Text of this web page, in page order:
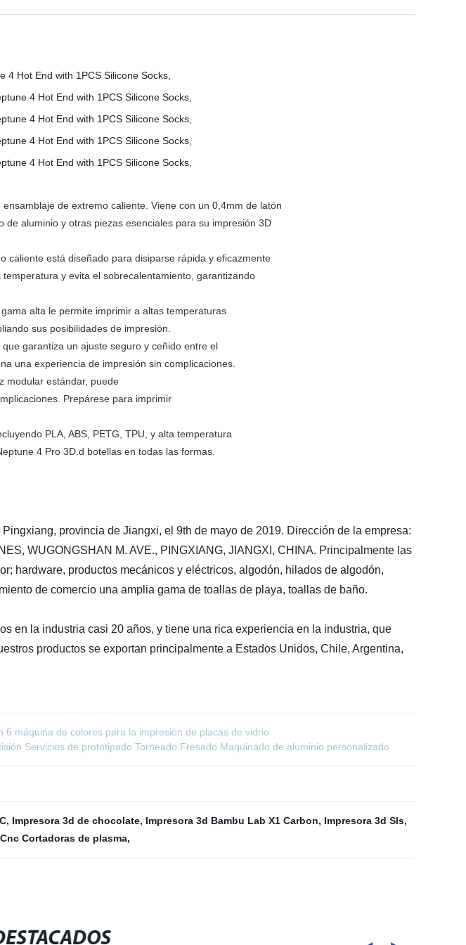
de extremo caliente. Viene con un 0,4mm de latón
aluminio y otras piezas esenciales para su impresión 3D
caliente está diseñado para disiparse rápida y eficazmente
y evita el sobrecalentamiento, garantizando
alta le permite imprimir a altas temperaturas
sus posibilidades de impresión.
garantiza un ajuste seguro y ceñido entre el
una experiencia de impresión sin complicaciones.
modular estándar, puede
Prepárese para imprimir
PLA, ABS, PETG, TPU, y alta temperatura
4 Pro 3D. d botellas en todas las formas.
provincia de Jiangxi, el 9th de mayo de 2019. Dirección de la empresa:
WUGONGSHAN M. AVE., PINGXIANG, JIANGXI, CHINA. Principalmente las
hardware, productos mecánicos y eléctricos, algodón, hilados de algodón,
de comercio una amplia gama de toallas de playa, toallas de baño.
en la industria casi 20 años, y tiene una rica experiencia en la industria, que
productos se exportan principalmente a Estados Unidos, Chile, Argentina,
máquina de colores para la impresión de placas de vidrio
Servicios de prototipado Torneado Fresado Maquinado de aluminio personalizado
, Impresora 3d de chocolate, Impresora 3d Bambu Lab X1 Carbon, Impresora 3d Sls,
Cnc Cortadoras de plasma,